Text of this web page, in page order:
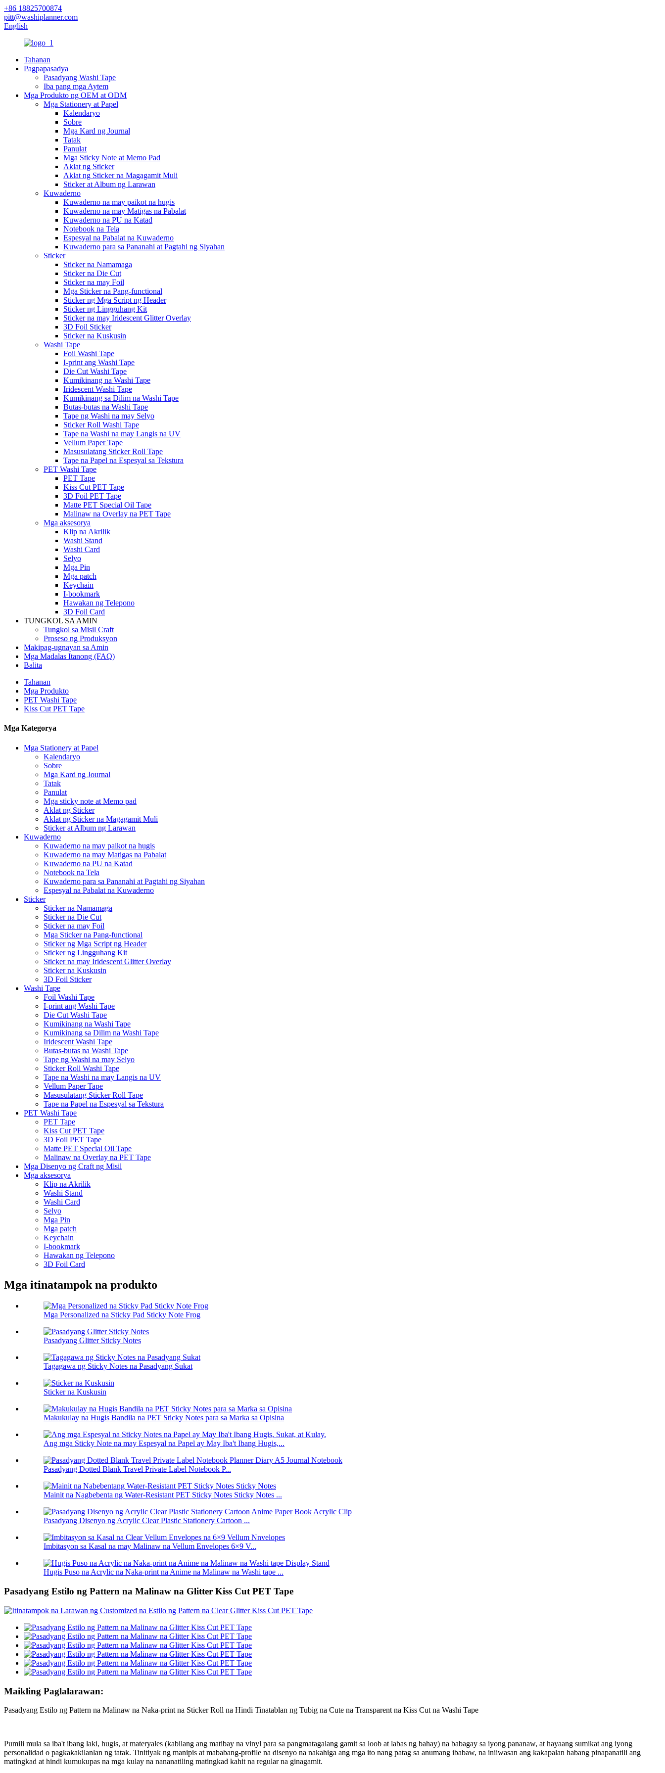
+86 18825700874
pitt@washiplanner.com
English
Tahanan
Pagpapasadya
Pasadyang Washi Tape
Iba pang mga Aytem
Mga Produkto ng OEM at ODM
Mga Stationery at Papel
Kalendaryo
Sobre
Mga Kard ng Journal
Tatak
Panulat
Mga Sticky Note at Memo Pad
Aklat ng Sticker
Aklat ng Sticker na Magagamit Muli
Sticker at Album ng Larawan
Kuwaderno
Kuwaderno na may paikot na hugis
Kuwaderno na may Matigas na Pabalat
Kuwaderno na PU na Katad
Notebook na Tela
Espesyal na Pabalat na Kuwaderno
Kuwaderno para sa Pananahi at Pagtahi ng Siyahan
Sticker
Sticker na Namamaga
Sticker na Die Cut
Sticker na may Foil
Mga Sticker na Pang-functional
Sticker ng Mga Script ng Header
Sticker ng Lingguhang Kit
Sticker na may Iridescent Glitter Overlay
3D Foil Sticker
Sticker na Kuskusin
Washi Tape
Foil Washi Tape
I-print ang Washi Tape
Die Cut Washi Tape
Kumikinang na Washi Tape
Iridescent Washi Tape
Kumikinang sa Dilim na Washi Tape
Butas-butas na Washi Tape
Tape ng Washi na may Selyo
Sticker Roll Washi Tape
Tape na Washi na may Langis na UV
Vellum Paper Tape
Masusulatang Sticker Roll Tape
Tape na Papel na Espesyal sa Tekstura
PET Washi Tape
PET Tape
Kiss Cut PET Tape
3D Foil PET Tape
Matte PET Special Oil Tape
Malinaw na Overlay na PET Tape
Mga aksesorya
Klip na Akrilik
Washi Stand
Washi Card
Selyo
Mga Pin
Mga patch
Keychain
I-bookmark
Hawakan ng Telepono
3D Foil Card
TUNGKOL SA AMIN
Tungkol sa Misil Craft
Proseso ng Produksyon
Makipag-ugnayan sa Amin
Mga Madalas Itanong (FAQ)
Balita
Tahanan
Mga Produkto
PET Washi Tape
Kiss Cut PET Tape
Mga Kategorya
Mga Stationery at Papel
Kalendaryo
Sobre
Mga Kard ng Journal
Tatak
Panulat
Mga sticky note at Memo pad
Aklat ng Sticker
Aklat ng Sticker na Magagamit Muli
Sticker at Album ng Larawan
Kuwaderno
Kuwaderno na may paikot na hugis
Kuwaderno na may Matigas na Pabalat
Kuwaderno na PU na Katad
Notebook na Tela
Kuwaderno para sa Pananahi at Pagtahi ng Siyahan
Espesyal na Pabalat na Kuwaderno
Sticker
Sticker na Namamaga
Sticker na Die Cut
Sticker na may Foil
Mga Sticker na Pang-functional
Sticker ng Mga Script ng Header
Sticker ng Lingguhang Kit
Sticker na may Iridescent Glitter Overlay
Sticker na Kuskusin
3D Foil Sticker
Washi Tape
Foil Washi Tape
I-print ang Washi Tape
Die Cut Washi Tape
Kumikinang na Washi Tape
Kumikinang sa Dilim na Washi Tape
Iridescent Washi Tape
Butas-butas na Washi Tape
Tape ng Washi na may Selyo
Sticker Roll Washi Tape
Tape na Washi na may Langis na UV
Vellum Paper Tape
Masusulatang Sticker Roll Tape
Tape na Papel na Espesyal sa Tekstura
PET Washi Tape
PET Tape
Kiss Cut PET Tape
3D Foil PET Tape
Matte PET Special Oil Tape
Malinaw na Overlay na PET Tape
Mga Disenyo ng Craft ng Misil
Mga aksesorya
Klip na Akrilik
Washi Stand
Washi Card
Selyo
Mga Pin
Mga patch
Keychain
I-bookmark
Hawakan ng Telepono
3D Foil Card
Mga itinatampok na produkto
Mga Personalized na Sticky Pad Sticky Note Frog
Pasadyang Glitter Sticky Notes
Tagagawa ng Sticky Notes na Pasadyang Sukat
Sticker na Kuskusin
Makukulay na Hugis Bandila na PET Sticky Notes para sa Marka sa Opisina
Ang mga Sticky Note na may Espesyal na Papel ay May Iba't Ibang Hugis,...
Pasadyang Dotted Blank Travel Private Label Notebook P...
Mainit na Nagbebenta ng Water-Resistant PET Sticky Notes Sticky Notes ...
Pasadyang Disenyo ng Acrylic Clear Plastic Stationery Cartoon ...
Imbitasyon sa Kasal na may Malinaw na Vellum Envelopes 6×9 V...
Hugis Puso na Acrylic na Naka-print na Anime na Malinaw na Washi tape ...
Pasadyang Estilo ng Pattern na Malinaw na Glitter Kiss Cut PET Tape
Maikling Paglalarawan:
Pasadyang Estilo ng Pattern na Malinaw na Naka-print na Sticker Roll na Hindi Tinatablan ng Tubig na Cute na Transparent na Kiss Cut na Washi Tape
Pumili mula sa iba't ibang laki, hugis, at materyales (kabilang ang matibay na vinyl para sa pangmatagalang gamit sa loob at labas ng bahay) na babagay sa iyong pananaw, at hayaang sumikat ang iyong
personalidad o pagkakakilanlan ng tatak. Tinitiyak ng manipis at mababang-profile na disenyo na nakahiga ang mga ito nang patag sa anumang ibabaw, na iniiwasan ang kakapalan habang pinapanatili ang
matingkad at hindi kumukupas na mga kulay na nananatiling matingkad kahit na regular na ginagamit.